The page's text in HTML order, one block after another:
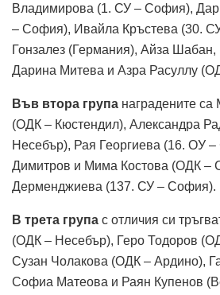
Владимирова (1. СУ – София),
– София), Ивайла Кръстева (30.
Гонзалез (Германия), Айза
Дарина Митева и Азра Расуллу
Във втора група наградените са
(ОДК – Кюстендил), Александра
Несебър), Рая Георгиева (16. ОУ
Димитров и Мима Костова (ОДК –
Дерменджиева (137. СУ – София).
В трета група с отличия си
(ОДК – Несебър), Геро Тодоров
Сузан Чолакова (ОДК – Ардино),
Софиа Матеова и Раян Купенов